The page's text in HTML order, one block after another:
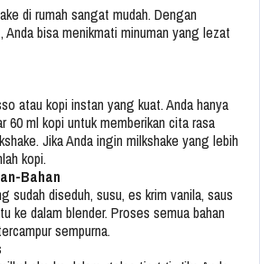
di rumah sangat mudah. Dengan
Anda bisa menikmati minuman yang lezat
atau kopi instan yang kuat. Anda hanya
60 ml kopi untuk memberikan cita rasa
Jika Anda ingin milkshake yang lebih
kopi.
Bahan
sudah diseduh, susu, es krim vanila, saus
ke dalam blender. Proses semua bahan
sempurna.